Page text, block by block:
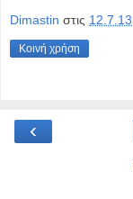
Dimastin στις 12.7.13
Κοινή χρήση
‹